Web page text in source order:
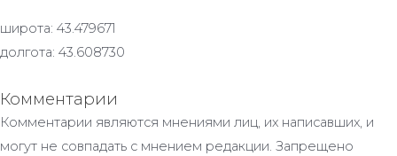
широта: 43.479671
долгота: 43.608730
Комментарии
Комментарии являются мнениями лиц, их написавших, и
могут не совпадать с мнением редакции. Запрещено